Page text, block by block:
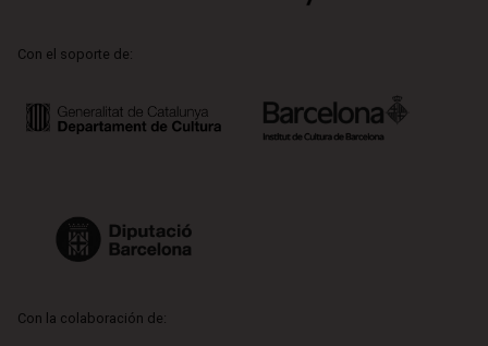
Con el soporte de:
Con la colaboración de: